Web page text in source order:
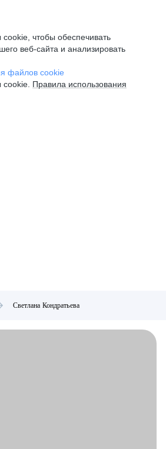
чтобы обеспечивать
веб-сайта и анализировать
файлов cookie
Правила использования
Светлана Кондратьева